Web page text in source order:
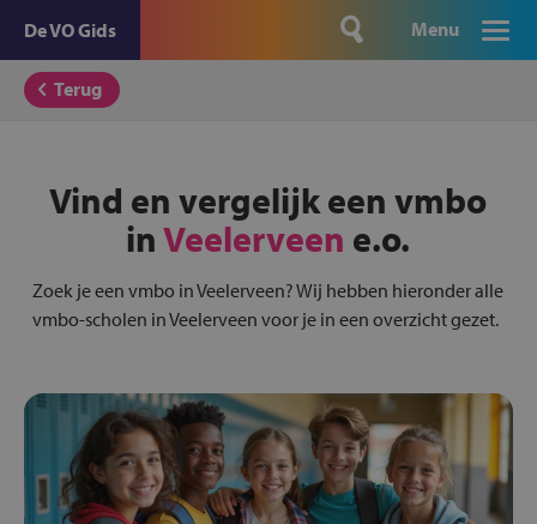
De VO Gids Menu
Terug
Vind en vergelijk een vmbo
inVeelerveen e.o.
Zoek je een vmbo in Veelerveen? Wij hebben hieronder alle
vmbo-scholen in Veelerveen voor je in een overzicht gezet.